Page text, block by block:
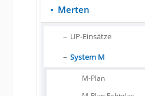
Merten
UP-Einsätze
System M
M-Plan